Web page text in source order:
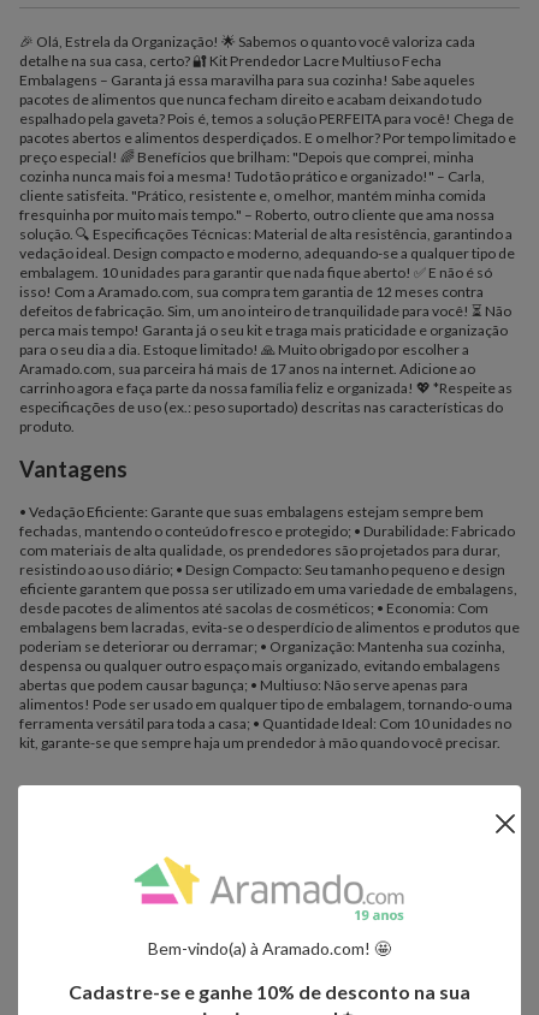
Bem-vindo(a) à Aramado.com! 🤩
Cadastre-se e ganhe 10% de desconto na sua
🎉 Olá, Estrela da Organização! 🌟 Sabemos o quanto você valoriza cada
detalhe na sua casa, certo? 🔐 Kit Prendedor Lacre Multiuso Fecha
Embalagens – Garanta já essa maravilha para sua cozinha! Sabe aqueles
pacotes de alimentos que nunca fecham direito e acabam deixando tudo
espalhado pela gaveta? Pois é, temos a solução PERFEITA para você! Chega de
pacotes abertos e alimentos desperdiçados. E o melhor? Por tempo limitado e
preço especial! 🌈 Benefícios que brilham: "Depois que comprei, minha
cozinha nunca mais foi a mesma! Tudo tão prático e organizado!" – Carla,
cliente satisfeita. "Prático, resistente e, o melhor, mantém minha comida
fresquinha por muito mais tempo." – Roberto, outro cliente que ama nossa
solução. 🔍 Especificações Técnicas: Material de alta resistência, garantindo a
vedação ideal. Design compacto e moderno, adequando-se a qualquer tipo de
embalagem. 10 unidades para garantir que nada fique aberto! ✅ E não é só
isso! Com a Aramado.com, sua compra tem garantia de 12 meses contra
defeitos de fabricação. Sim, um ano inteiro de tranquilidade para você! ⏳ Não
perca mais tempo! Garanta já o seu kit e traga mais praticidade e organização
para o seu dia a dia. Estoque limitado! 🙏 Muito obrigado por escolher a
Aramado.com, sua parceira há mais de 17 anos na internet. Adicione ao
carrinho agora e faça parte da nossa família feliz e organizada! 💖 *Respeite as
especificações de uso (ex.: peso suportado) descritas nas características do
produto.
Vantagens
• Vedação Eficiente: Garante que suas embalagens estejam sempre bem
fechadas, mantendo o conteúdo fresco e protegido; • Durabilidade: Fabricado
com materiais de alta qualidade, os prendedores são projetados para durar,
resistindo ao uso diário; • Design Compacto: Seu tamanho pequeno e design
eficiente garantem que possa ser utilizado em uma variedade de embalagens,
desde pacotes de alimentos até sacolas de cosméticos; • Economia: Com
embalagens bem lacradas, evita-se o desperdício de alimentos e produtos que
poderiam se deteriorar ou derramar; • Organização: Mantenha sua cozinha,
despensa ou qualquer outro espaço mais organizado, evitando embalagens
abertas que podem causar bagunça; • Multiuso: Não serve apenas para
alimentos! Pode ser usado em qualquer tipo de embalagem, tornando-o uma
ferramenta versátil para toda a casa; • Quantidade Ideal: Com 10 unidades no
kit, garante-se que sempre haja um prendedor à mão quando você precisar.
- Os objetos que ambientam as fotos não acompanham o produto.